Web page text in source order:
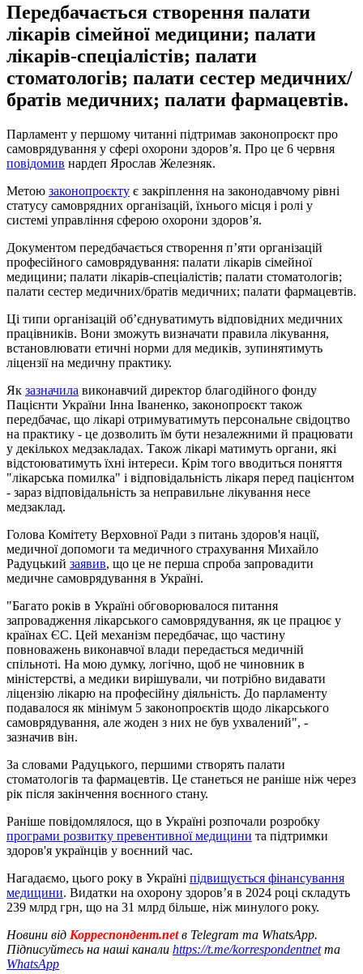
Передбачається створення палати
лікарів сімейної медицини; палати
лікарів-спеціалістів; палати
стоматологів; палати сестер медичних/
братів медичних; палати фармацевтів.
Парламент у першому читанні підтримав законопроєкт про
самоврядування у сфері охорони здоров’я. Про це 6 червня
повідомив нардеп Ярослав Железняк.
Метою законопроєкту є закріплення на законодавчому рівні
статусу самоврядних організацій, їхнього місця і ролі у
системі управління сферою охорони здоров’я.
Документом передбачається створення п’яти організацій
професійного самоврядування: палати лікарів сімейної
медицини; палати лікарів-спеціалістів; палати стоматологів;
палати сестер медичних/братів медичних; палати фармацевтів.
Ці типи організацій об’єднуватимуть відповідних медичних
працівників. Вони зможуть визначати правила лікування,
встановлювати етичні норми для медиків, зупинятимуть
ліцензії на медичну практику.
Як зазначила виконавчий директор благодійного фонду
Пацієнти України Інна Іваненко, законопроєкт також
передбачає, що лікарі отримуватимуть персональне свідоцтво
на практику - це дозволить їм бути незалежними й працювати
у декількох медзакладах. Також лікарі матимуть органи, які
відстоюватимуть їхні інтереси. Крім того вводиться поняття
"лікарська помилка" і відповідальність лікаря перед пацієнтом
- зараз відповідальність за неправильне лікування несе
медзаклад.
Голова Комітету Верховної Ради з питань здоров'я нації,
медичної допомоги та медичного страхування Михайло
Радуцький заявив, що це не перша спроба запровадити
медичне самоврядування в Україні.
"Багато років в Україні обговорювалося питання
запровадження лікарського самоврядування, як це працює у
країнах ЄС. Цей механізм передбачає, що частину
повноважень виконавчої влади передається медичній
спільноті. На мою думку, логічно, щоб не чиновник в
міністерстві, а медики вирішували, чи потрібно видавати
ліцензію лікарю на професійну діяльність. До парламенту
подавалося як мінімум 5 законопроєктів щодо лікарського
самоврядування, але жоден з них не був ухвалений", -
зазначив він.
За словами Радуцького, першими створять палати
стоматологів та фармацевтів. Це станеться не раніше ніж через
рік після закінчення воєнного стану.
Раніше повідомлялося, що в Україні розпочали розробку
програми розвитку превентивної медицини та підтримки
здоров'я українців у воєнний час.
Нагадаємо, цього року в Україні підвищується фінансування
медицини. Видатки на охорону здоров’я в 2024 році складуть
239 млрд грн, що на 31 млрд більше, ніж минулого року.
Новини від Корреспондент.netв Telegram та WhatsApp.
Підписуйтесь на наші канали https://t.me/korrespondentnetта
WhatsApp